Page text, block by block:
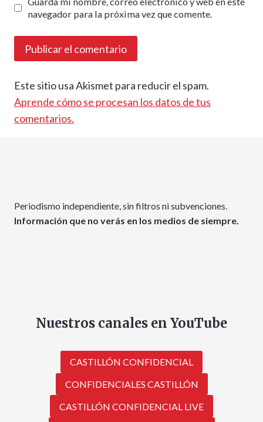
navegador para la próxima vez que comente.
Este sitio usa Akismet para reducir el spam.
Aprende cómo se procesan los datos de tus
comentarios.
Periodismo independiente, sin filtros ni subvenciones.
Información que no verás en los medios de siempre.
Nuestros canales en YouTube
CASTILLÓN CONFIDENCIAL
CONFIDENCIALES CASTILLÓN
CASTILLÓN CONFIDENCIAL LIVE